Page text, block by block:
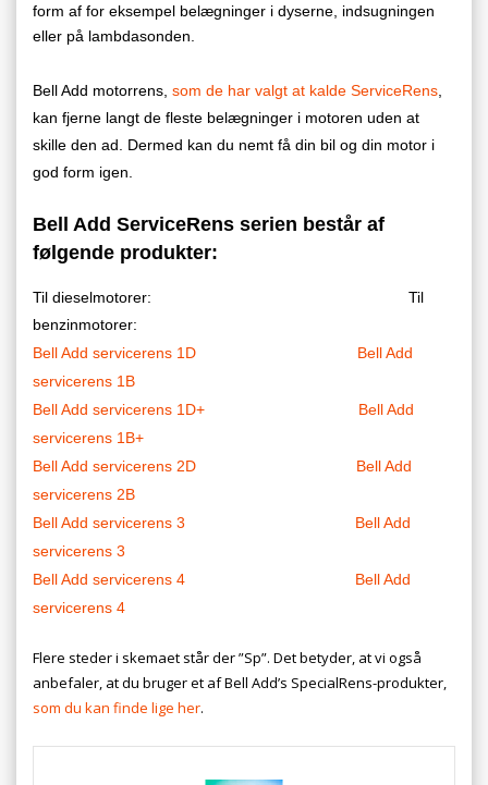
form af for eksempel belægninger i dyserne, indsugningen
eller på lambdasonden.
Bell Add motorrens, som de har valgt at kalde ServiceRens
kan fjerne langt de fleste belægninger i motoren uden at
skille den ad. Dermed kan du nemt få din bil og din motor i
god form igen.
Bell Add ServiceRens serien består af
følgende produkter:
Til dieselmotorer: Til
benzinmotorer:
Bell Add servicerens 1D
Bell Add
servicerens 1B
Bell Add servicerens 1D+
Bell Add
servicerens 1B+
Bell Add servicerens 2D
Bell Add
servicerens 2B
Bell Add servicerens 3
Bell Add
servicerens 3
Bell Add servicerens 4
Bell Add
servicerens 4
Flere steder i skemaet står der ”Sp”. Det betyder, at vi også
anbefaler, at du bruger et af Bell Add’s SpecialRens-produkter,
som du kan finde lige her.